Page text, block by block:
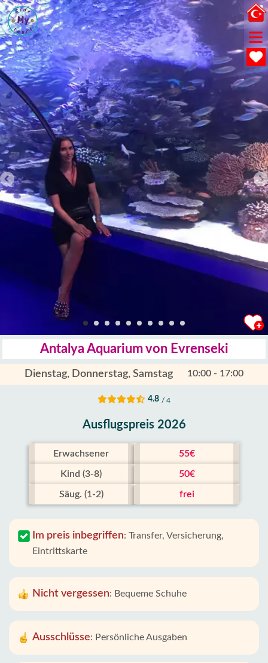
Antalya Aquarium von Evrenseki
Dienstag, Donnerstag, Samstag 10:00 - 17:00
4.8 / 4
Ausflugspreis 2026
Erwachsener 55€
Kind (3-8) 50€
Säug. (1-2) frei
Im preis inbegriffen: Transfer, Versicherung,
Eintrittskarte
Nicht vergessen: Bequeme Schuhe
Ausschlüsse: Persönliche Ausgaben